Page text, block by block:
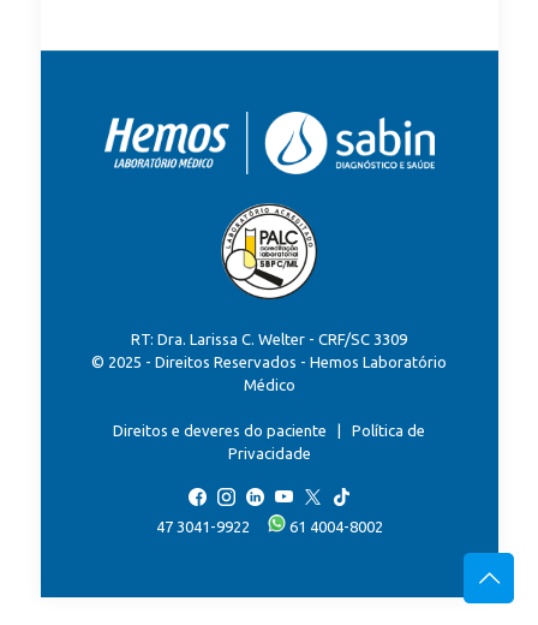
RT: Dra. Larissa C. Welter - CRF/SC 3309
© 2025 - Direitos Reservados - Hemos Laboratório
Médico
Direitos e deveres do paciente
Política de
Privacidade
47 3041-9922 61 4004-8002